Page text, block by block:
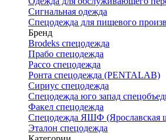
Сигнальная одежда
Спецодежда для пищевого
Бренд
Brodeks спецодежда
Прабо спецодежда
Рассо спецодежда
Ронта спецодежда (PENTALAB)
Сириус спецодежда
Спецодежда юго запад
Факел спецодежда
Спецодежда ЯШФ (Ярославская
Эталон спецодежда